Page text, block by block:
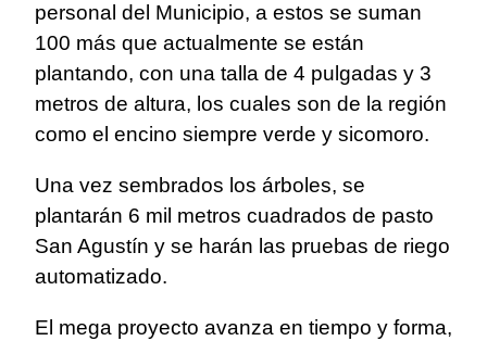
personal del Municipio, a estos se suman
100 más que actualmente se están
plantando, con una talla de 4 pulgadas y 3
metros de altura, los cuales son de la región
como el encino siempre verde y sicomoro.
Una vez sembrados los árboles, se
plantarán 6 mil metros cuadrados de pasto
San Agustín y se harán las pruebas de riego
automatizado.
El mega proyecto avanza en tiempo y forma,